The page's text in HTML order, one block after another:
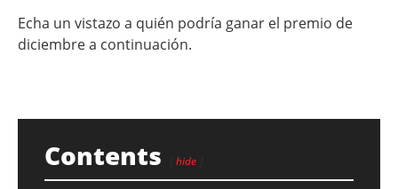
Echa un vistazo a quién podría ganar el premio de
diciembre a continuación.
Contents hide